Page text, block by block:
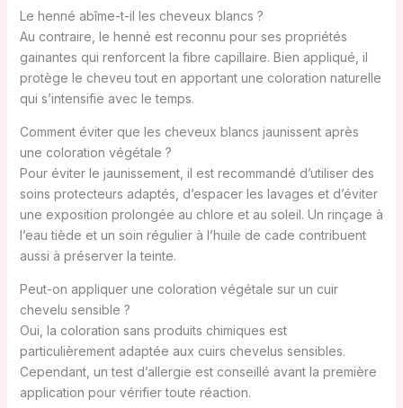
Le henné abîme-t-il les cheveux blancs ?
Au contraire, le henné est reconnu pour ses propriétés
gainantes qui renforcent la fibre capillaire. Bien appliqué, il
protège le cheveu tout en apportant une coloration naturelle
qui s’intensifie avec le temps.
Comment éviter que les cheveux blancs jaunissent après
une coloration végétale ?
Pour éviter le jaunissement, il est recommandé d’utiliser des
soins protecteurs adaptés, d’espacer les lavages et d’éviter
une exposition prolongée au chlore et au soleil. Un rinçage à
l’eau tiède et un soin régulier à l’huile de cade contribuent
aussi à préserver la teinte.
Peut-on appliquer une coloration végétale sur un cuir
chevelu sensible ?
Oui, la coloration sans produits chimiques est
particulièrement adaptée aux cuirs chevelus sensibles.
Cependant, un test d’allergie est conseillé avant la première
application pour vérifier toute réaction.